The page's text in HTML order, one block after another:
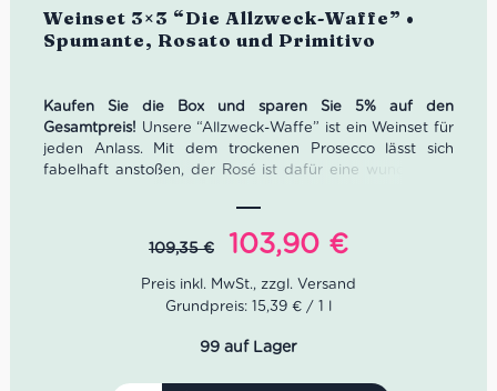
Weinset 3×3 “Die Allzweck-Waffe” •
Spumante, Rosato und Primitivo
Bewertet
Kaufen Sie die Box und sparen Sie 5% auf den
Gesamtpreis! Unsere “Allzweck-Waffe” ist ein Weinset für
jeden Anlass. Mit dem trockenen Prosecco lässt sich
fabelhaft anstoßen, der Rosé ist dafür eine wunderbare
Abendessen oder auf dem Sofa lümmeln, eignet sich der
Primitivo sehr gut. Ob man nun selbst eine Dinnerparty
schmeißt, oder eingeladen ist, die “Allzweck-Waffe” ist
immer eine Eierlegende Wollmilchsau.
3x Prosecco Spumante Millesimato, Tenuta
3x TM Toscana Rosato, Tenuta Monteti
3x Primitivo Calamuri, Menhir Salento
109,35€
Ursprünglicher
Preis
war:
103,90 €Aktueller
Preis
ist:
Grundpreis: 15,39 € / 1 l
99 auf Lager